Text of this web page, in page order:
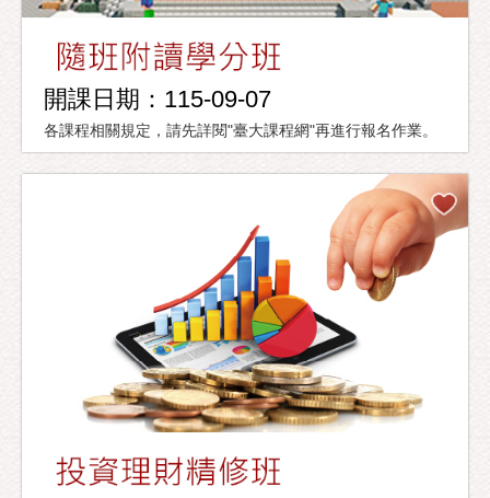
開課日期：115-09-07
各課程相關規定，請先詳閱"臺大課程網"再進行報名作業。